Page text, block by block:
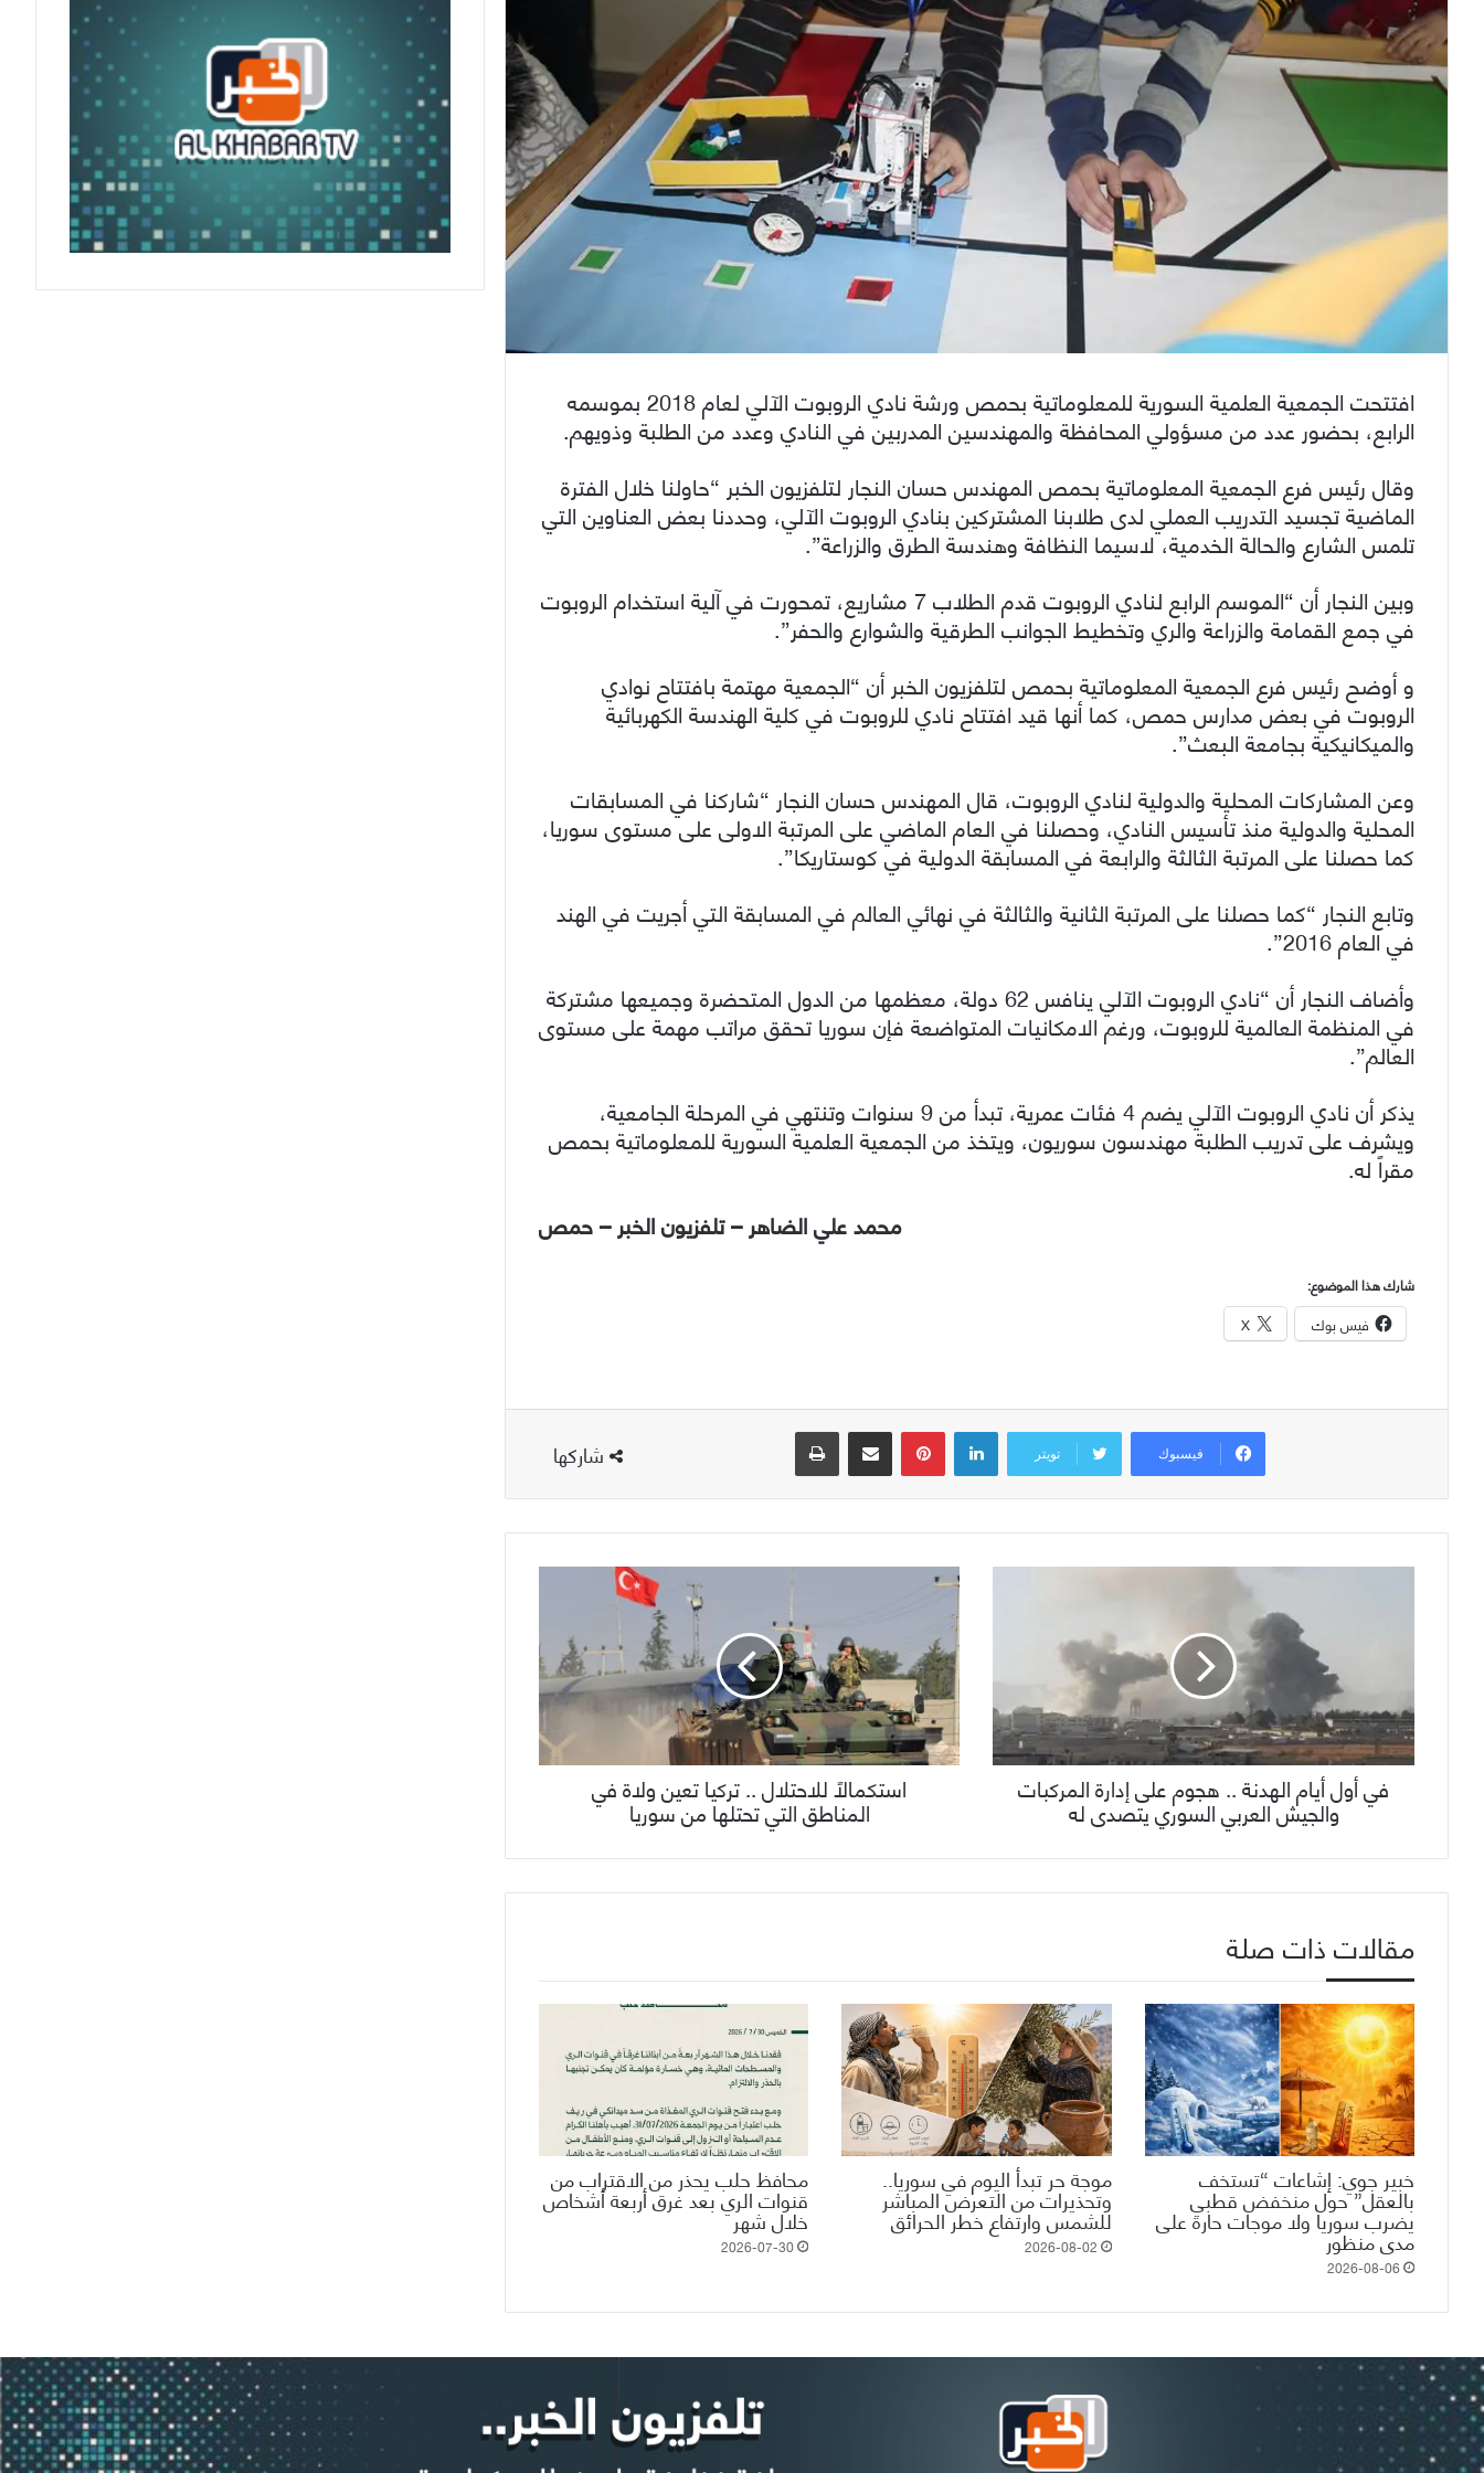
افتتحت الجمعية العلمية السورية للمعلوماتية بحمص ورشة نادي الروبوت الآلي لعام 2018 بموسمه
الرابع، بحضور عدد من مسؤولي المحافظة والمهندسين المدربين في النادي وعدد من الطلبة وذويهم.
وقال رئيس فرع الجمعية المعلوماتية بحمص المهندس حسان النجار لتلفزيون الخبر “حاولنا خلال الفترة
الماضية تجسيد التدريب العملي لدى طلابنا المشتركين بنادي الروبوت الآلي، وحددنا بعض العناوين التي
تلمس الشارع والحالة الخدمية، لاسيما النظافة وهندسة الطرق والزراعة”.
وبين النجار أن “الموسم الرابع لنادي الروبوت قدم الطلاب 7 مشاريع، تمحورت في آلية استخدام الروبوت
في جمع القمامة والزراعة والري وتخطيط الجوانب الطرقية والشوارع والحفر”.
و أوضح رئيس فرع الجمعية المعلوماتية بحمص لتلفزيون الخبر أن “الجمعية مهتمة بافتتاح نوادي
الروبوت في بعض مدارس حمص، كما أنها قيد افتتاح نادي للروبوت في كلية الهندسة الكهربائية
والميكانيكية بجامعة البعث”.
وعن المشاركات المحلية والدولية لنادي الروبوت، قال المهندس حسان النجار “شاركنا في المسابقات
المحلية والدولية منذ تأسيس النادي، وحصلنا في العام الماضي على المرتبة الاولى على مستوى سوريا،
كما حصلنا على المرتبة الثالثة والرابعة في المسابقة الدولية في كوستاريكا”.
وتابع النجار “كما حصلنا على المرتبة الثانية والثالثة في نهائي العالم في المسابقة التي أجريت في الهند
في العام 2016”.
وأضاف النجار أن “نادي الروبوت الآلي ينافس 62 دولة، معظمها من الدول المتحضرة وجميعها مشتركة
في المنظمة العالمية للروبوت، ورغم الامكانيات المتواضعة فإن سوريا تحقق مراتب مهمة على مستوى
العالم”.
يذكر أن نادي الروبوت الآلي يضم 4 فئات عمرية، تبدأ من 9 سنوات وتنتهي في المرحلة الجامعية،
ويشرف على تدريب الطلبة مهندسون سوريون، ويتخذ من الجمعية العلمية السورية للمعلوماتية بحمص
مقراً له.
محمد علي الضاهر – تلفزيون الخبر – حمص
شارك هذا الموضوع:
فيس بوك X
شاركها فيسبوك تويتر
لينكدإن بينتيريست مشاركة عبر البريد طباعة
في أول أيام الهدنة .. هجوم على إدارة المركبات
والجيش العربي السوري يتصدى له
استكمالاً للاحتلال .. تركيا تعين ولاة في
المناطق التي تحتلها من سوريا
مقالات ذات صلة
خبير جوي: إشاعات “تستخف
بالعقل” حول منخفض قطبي
يضرب سوريا ولا موجات حارة على
مدى منظور
2026-08-06
موجة حر تبدأ اليوم في سوريا..
وتحذيرات من التعرض المباشر
للشمس وارتفاع خطر الحرائق
2026-08-02
محافظ حلب يحذر من الاقتراب من
قنوات الري بعد غرق أربعة أشخاص
خلال شهر
2026-07-30